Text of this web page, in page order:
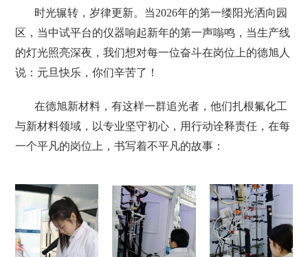
时光辗转，岁律更新。当2026年的第一缕阳光洒向园
区，当中试平台的仪器响起新年的第一声嗡鸣，当生产线
的灯光照亮深夜，我们想对每一位奋斗在岗位上的德旭人
说：元旦快乐，你们辛苦了！
在德旭新材料，有这样一群追光者，他们扎根氟化工
与新材料领域，以专业坚守初心，用行动诠释责任，在每
一个平凡的岗位上，书写着不平凡的故事：